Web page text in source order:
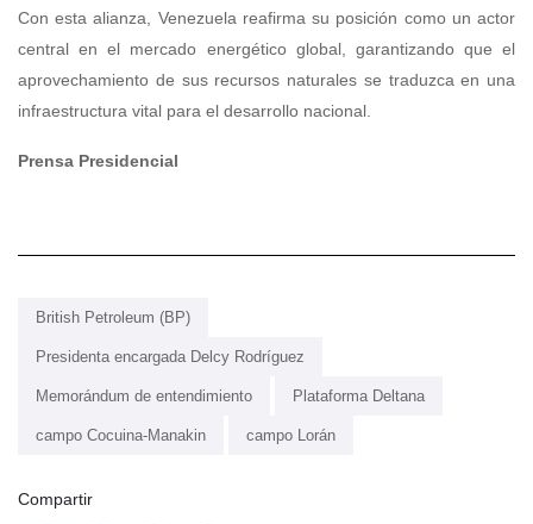
Con esta alianza, Venezuela reafirma su posición como un actor
central en el mercado energético global, garantizando que el
aprovechamiento de sus recursos naturales se traduzca en una
infraestructura vital para el desarrollo nacional.
Prensa Presidencial
British Petroleum (BP)
Presidenta encargada Delcy Rodríguez
Memorándum de entendimiento Plataforma Deltana
campo Cocuina-Manakin campo Lorán
Compartir